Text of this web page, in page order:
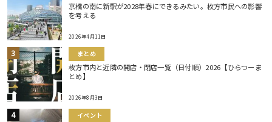
京橋の南に新駅が2028年春にできるみたい。枚方市民への影響
を考える
2026年4月11日
まとめ
枚方市内と近隣の開店・閉店一覧（日付順）2026【ひらつーま
とめ】
2026年8月3日
イベント